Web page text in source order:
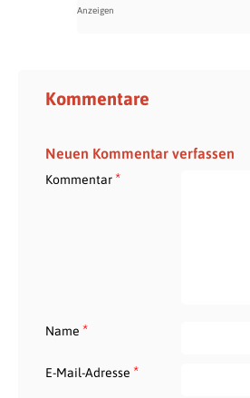
Kommentare
Neuen Kommentar verfassen
Kommentar*
Name *
E-Mail-Adresse *